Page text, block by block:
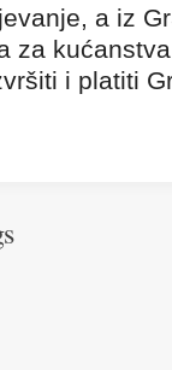
a iz
za
i platiti